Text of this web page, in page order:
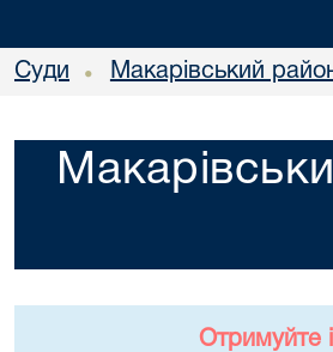
Суди • Макарівський
Отримуйте